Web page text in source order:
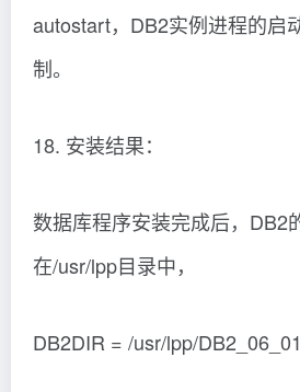
autostart，DB2实例进程的启
制。
18. 安装结果：
数据库程序安装完成后，DB2
在/usr/lpp目录中，
DB2DIR = /usr/lpp/DB2_06_01